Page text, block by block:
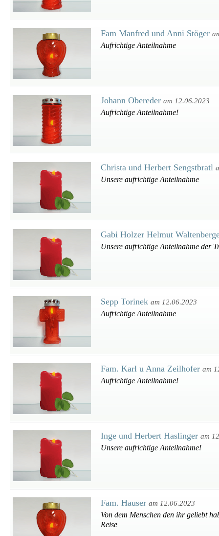
Fam Manfred und Anni Stöger
Aufrichtige Anteilnahme
Johann Obereder am 12.06.2023
Aufrichtige Anteilnahme!
Christa und Herbert Sengstbratl
Unsere aufrichtige Anteilnahme
Gabi Holzer Helmut
Unsere aufrichtige Anteilnahme der
Sepp Torinek am 12.06.2023
Aufrichtige Anteilnahme
Fam. Karl u Anna Zeilhofer am
Aufrichtige Anteilnahme!
Inge und Herbert Haslinger am
Unsere aufrichtige Anteilnahme!
Fam. Hauser am 12.06.2023
Von dem Menschen den ihr geliebt
Reise